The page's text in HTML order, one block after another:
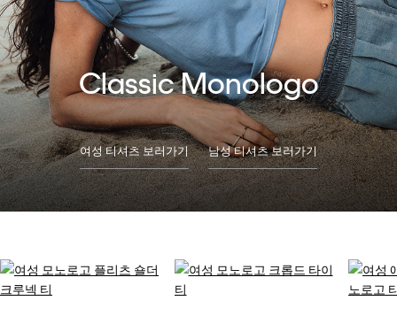
Classic Monologo
여성 티셔츠 보러가기 남성 티셔츠 보러가기